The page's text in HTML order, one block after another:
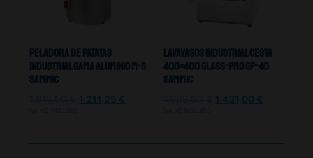
Peladora De Patatas
Industrial Gama Aluminio M-5
Sammic
1.211,25 €
Lavavasos Industrial Cesta
400×400 Glass-Pro Gp-40
Sammic
1.431,00 €